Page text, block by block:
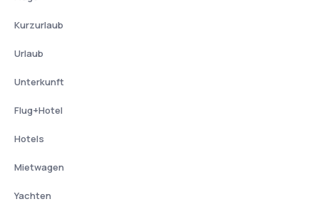
Kurzurlaub
Urlaub
Unterkunft
Flug+Hotel
Hotels
Mietwagen
Yachten